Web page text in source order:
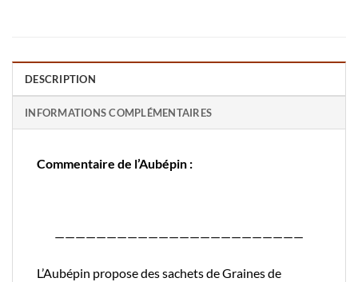
DESCRIPTION
INFORMATIONS COMPLÉMENTAIRES
Commentaire de l’Aubépin :
————————————————————————
L’Aubépin propose des sachets de Graines de